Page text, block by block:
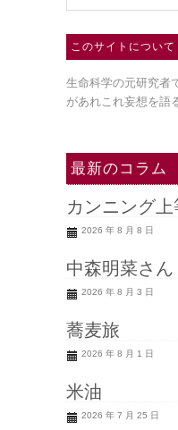
このサイトについて
生命科学の元研究者
があれこれ妄想を語
最新のコラム
カンニング上
2026 年 8 月 8 日
中森明菜さん
2026 年 8 月 3 日
蕎麦旅
2026 年 8 月 1 日
米油
2026 年 7 月 25 日